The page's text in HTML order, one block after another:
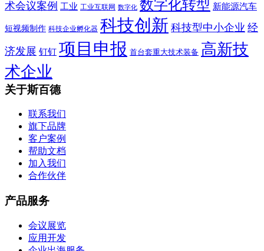
术会议案例 工业 工业互联网 数字化 数字化转型 新能源汽车
短视频制作 科技企业孵化器 科技创新 科技型中小企业 经
济发展 钉钉 项目申报 首台套重大技术装备 高新技
术企业
关于斯百德
联系我们
旗下品牌
客户案例
帮助文档
加入我们
合作伙伴
产品服务
会议展览
应用开发